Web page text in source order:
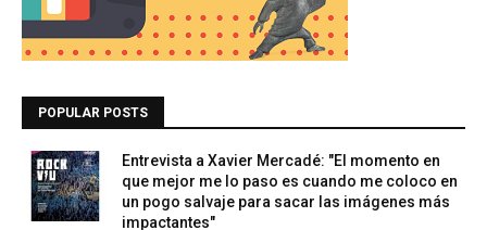
POPULAR POSTS
Entrevista a Xavier Mercadé: "El momento en
que mejor me lo paso es cuando me coloco en
un pogo salvaje para sacar las imágenes más
impactantes"